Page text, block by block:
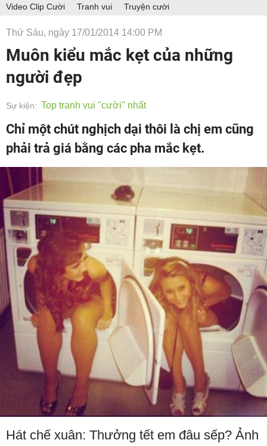
Video Clip Cười Tranh vui Truyện cười
Thứ Sáu, ngày 17/01/2014 14:00 PM
Muôn kiểu mắc kẹt của những
người đẹp
Sự kiện: Top tranh vui "cười" nhất
Chỉ một chút nghịch dại thôi là chị em cũng
phải trả giá bằng các pha mắc kẹt.
Hát chế xuân: Thưởng tết em đâu sếp? Ảnh